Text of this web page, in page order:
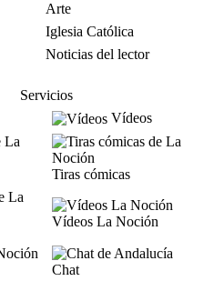
Arte
Iglesia Católica
Noticias del lector
Servicios
Vídeos
Tiras cómicas
Vídeos La Noción
Chat